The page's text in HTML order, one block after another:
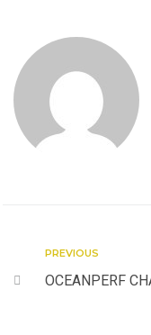
PREVIOUS
OCEANPERF